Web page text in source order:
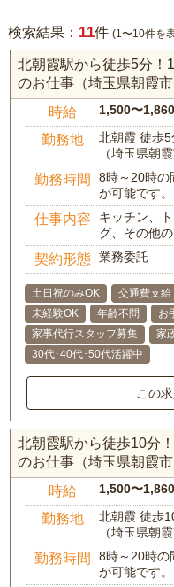
検索結果： 11件 (1〜10件を
北朝霞駅から徒歩5分！
のお仕事（埼玉県朝霞市
時給 1,500〜
勤務地
北朝霞 徒歩5
（埼玉県朝
勤務時間
8時～20時の
が可能です
仕事内容
キッチン、
グ、その他
契約形態 業務委託
土日祝のみOK 交通費支給
未経験OK
年齢不問
お
家事代行スタッフ募集
家
30代･40代･50代活躍中
この
北朝霞駅から徒歩10分
のお仕事（埼玉県朝霞市
時給 1,500〜
勤務地
北朝霞 徒歩
（埼玉県朝
勤務時間
8時～20時の
が可能です